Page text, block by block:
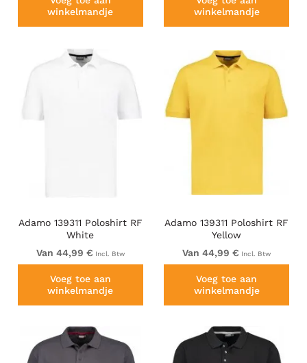
winkelmandje
winkelmandje
Adamo 139311 Poloshirt RF
White
Van 44,99 € Incl. Btw
Voeg toe aan
winkelmandje
Adamo 139311 Poloshirt RF
Yellow
Van 44,99 € Incl. Btw
Voeg toe aan
winkelmandje